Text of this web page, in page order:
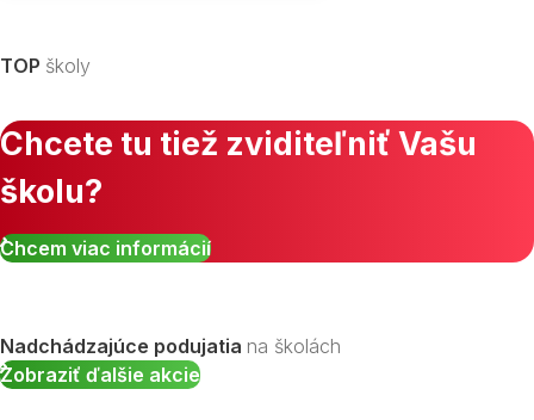
Zobraziť všetky študijné odbory »
TOP školy
Chcete tu tiež zviditeľniť Vašu
školu?
Chcem viac informácií
Nadchádzajúce podujatia na školách
Zobraziť ďalšie akcie